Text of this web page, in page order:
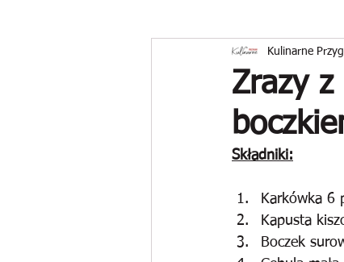
Drożdżowe wypieki
Reklama
Zrazy
Kulinarne
Składniki:
Karkówka 6
Kapusta
Boczek